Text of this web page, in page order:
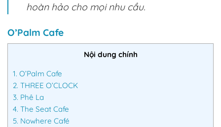
hoàn hảo cho mọi nhu cầu.
O’Palm Cafe
Nội dung chính
1. O’Palm Cafe
2. THREE O’CLOCK
3. Phê La
4. The Seat Cafe
5. Nowhere Café